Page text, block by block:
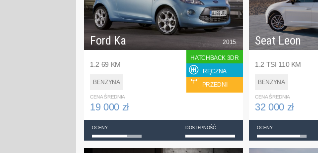
Ford Ka
1.2 69 KM
BENZYNA
2015
HATCHBACK 3DR
RĘCZNA
PRZEDNI
CENA ŚREDNIA
19 000 zł
OCENY DOSTĘPNOŚĆ
Seat Leon
1.2 TSI 110 KM
BENZYNA
CENA ŚREDNIA
32 000 zł
OCENY